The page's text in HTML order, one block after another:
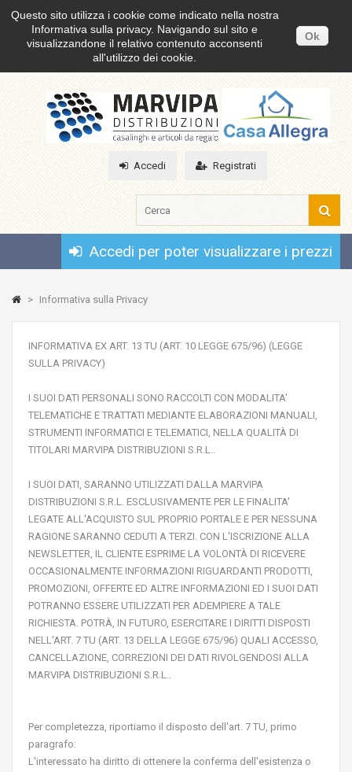
Questo sito utilizza i cookie come indicato nella nostra
Informativa sulla privacy. Navigando sul sito e
visualizzandone il relativo contenuto acconsenti
all'utilizzo dei cookie.
Ok
Accedi Registrati
Accedi per poter visualizzare i prezzi
> Informativa sulla Privacy
INFORMATIVA EX ART. 13 TU (ART. 10 LEGGE 675/96) (LEGGE
SULLA PRIVACY)
I SUOI DATI PERSONALI SONO RACCOLTI CON MODALITA'
TELEMATICHE E TRATTATI MEDIANTE ELABORAZIONI MANUALI,
STRUMENTI INFORMATICI E TELEMATICI, NELLA QUALITÀ DI
TITOLARI MARVIPA DISTRIBUZIONI S.R.L..
I SUOI DATI, SARANNO UTILIZZATI DALLA MARVIPA
DISTRIBUZIONI S.R.L. ESCLUSIVAMENTE PER LE FINALITA'
LEGATE ALL'ACQUISTO SUL PROPRIO PORTALE E PER NESSUNA
RAGIONE SARANNO CEDUTI A TERZI. CON L'ISCRIZIONE ALLA
NEWSLETTER, IL CLIENTE ESPRIME LA VOLONTÀ DI RICEVERE
OCCASIONALMENTE INFORMAZIONI RIGUARDANTI PRODOTTI,
PROMOZIONI, OFFERTE ED ALTRE INFORMAZIONI ED I SUOI DATI
POTRANNO ESSERE UTILIZZATI PER ADEMPIERE A TALE
RICHIESTA. POTRÀ, IN FUTURO, ESERCITARE I DIRITTI DISPOSTI
NELL'ART. 7 TU (ART. 13 DELLA LEGGE 675/96) QUALI ACCESSO,
CANCELLAZIONE, CORREZIONI DEI DATI RIVOLGENDOSI ALLA
MARVIPA DISTRIBUZIONI S.R.L..
Per completezza, riportiamo il disposto dell'art. 7 TU, primo
paragrafo:
L'interessato ha diritto di ottenere la conferma dell'esistenza o